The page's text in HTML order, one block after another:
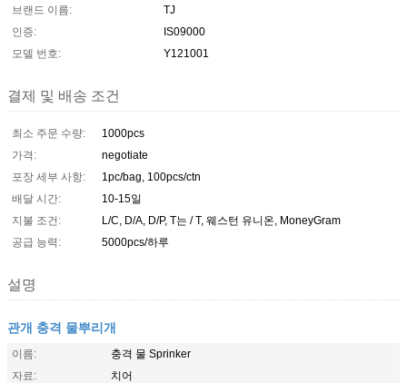
브랜드 이름:
TJ
인증:
IS09000
모델 번호:
Y121001
결제 및 배송 조건
최소 주문 수량:
1000pcs
가격:
negotiate
포장 세부 사항:
1pc/bag, 100pcs/ctn
배달 시간:
10-15일
지불 조건:
L/C, D/A, D/P, T는 / T, 웨스턴 유니온, MoneyGram
공급 능력:
5000pcs/하루
설명
관개 충격 물뿌리개
이름:
충격 물 Sprinker
자료:
치어